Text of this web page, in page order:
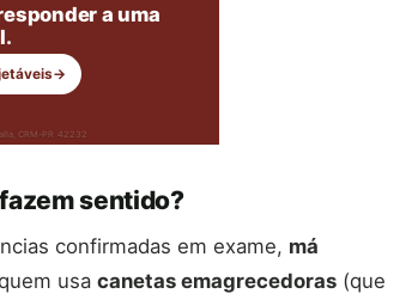
a uma
→
CRM-PR 42232
sentido?
confirmadas em exame, má
usa canetas emagrecedoras (que